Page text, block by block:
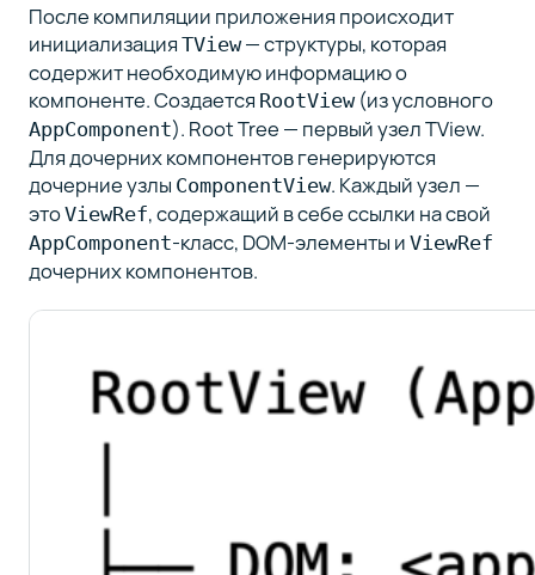
После компиляции приложения происходит
инициализация TView— структуры, которая
содержит необходимую информацию о
компоненте. Создается RootView(из условного
AppComponent). Root Tree — первый узел TView.
Для дочерних компонентов генерируются
дочерние узлы ComponentView. Каждый узел —
этоViewRef, содержащий в себе ссылки на свой
AppComponent-класс, DOM-элементы и ViewRef
дочерних компонентов.